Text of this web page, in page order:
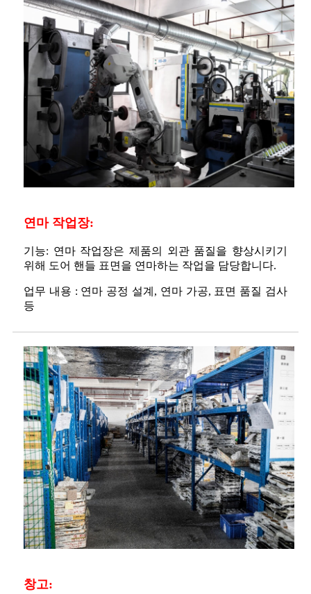
연마 작업장:
기능: 연마 작업장은 제품의 외관 품질을 향상시키기
위해 도어 핸들 표면을 연마하는 작업을 담당합니다.
업무 내용 : 연마 공정 설계, 연마 가공, 표면 품질 검사
등
창고: